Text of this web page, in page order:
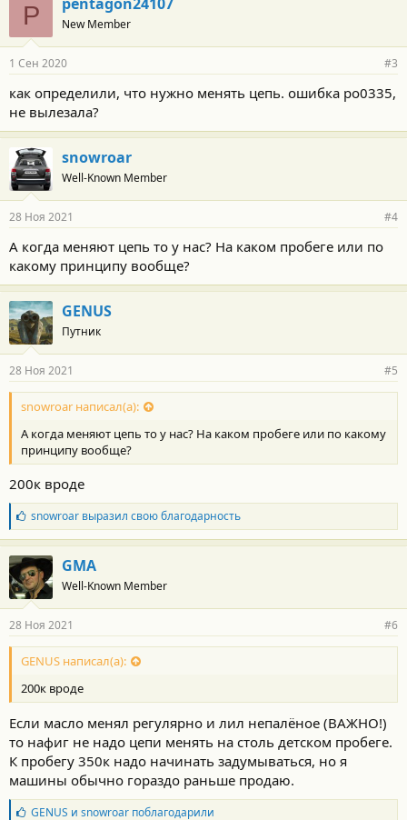
о
а
н
с
т
и
:
P New Member
1 Сен 2020 #3
как определили, что нужно менять цепь. ошибка ро0335,
не вылезала?
snowroar
Well-Known Member
28 Ноя 2021 #4
А когда меняют цепь то у нас? На каком пробеге или по
какому принципу вообще?
GENUS
Путник
28 Ноя 2021 #5
snowroar написал(а):
А когда меняют цепь то у нас? На каком пробеге или по какому
принципу вообще?
200к вроде
Б
л
а
г
о
д
а
н
о
с
и
:
snowroarвыразил свою благодарность
GMA
Well-Known Member
28 Ноя 2021 #6
GENUS написал(а):
200к вроде
Если масло менял регулярно и лил непалёное (ВАЖНО!)
то нафиг не надо цепи менять на столь детском пробеге.
К пробегу 350к надо начинать задумываться, но я
машины обычно гораздо раньше продаю.
Б
GENUS и snowroarпоблагодарили